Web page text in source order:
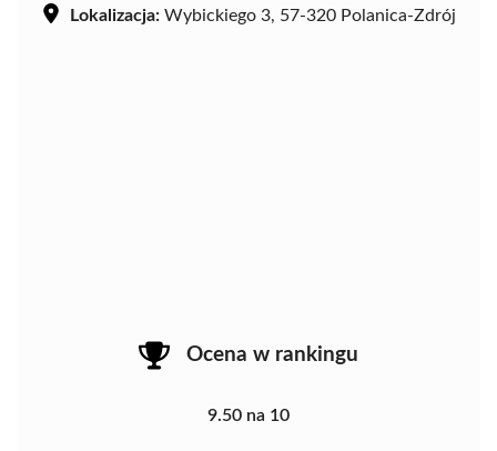
Lokalizacja: Wybickiego 3, 57-320 Polanica-Zdrój
Ocena w rankingu
9.50 na 10